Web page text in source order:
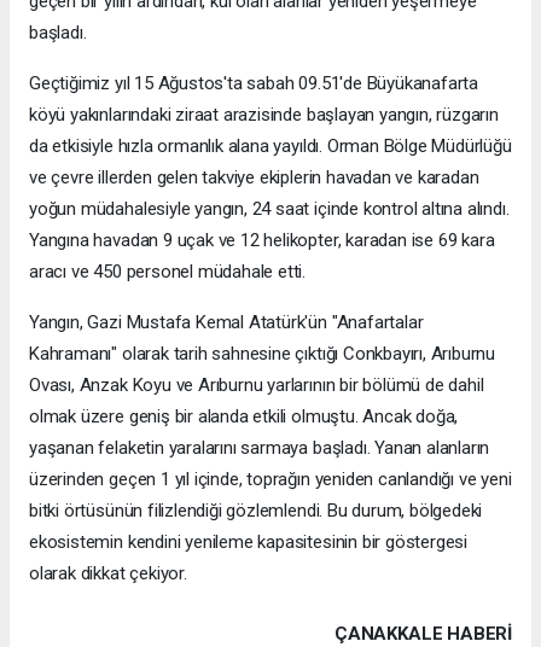
başladı.
Geçtiğimiz yıl 15 Ağustos'ta sabah 09.51'de Büyükanafarta
köyü yakınlarındaki ziraat arazisinde başlayan yangın, rüzgarın
da etkisiyle hızla ormanlık alana yayıldı. Orman Bölge Müdürlüğü
ve çevre illerden gelen takviye ekiplerin havadan ve karadan
yoğun müdahalesiyle yangın, 24 saat içinde kontrol altına alındı.
Yangına havadan 9 uçak ve 12 helikopter, karadan ise 69 kara
aracı ve 450 personel müdahale etti.
Yangın, Gazi Mustafa Kemal Atatürk'ün "Anafartalar
Kahramanı" olarak tarih sahnesine çıktığı Conkbayırı, Arıburnu
Ovası, Anzak Koyu ve Arıburnu yarlarının bir bölümü de dahil
olmak üzere geniş bir alanda etkili olmuştu. Ancak doğa,
yaşanan felaketin yaralarını sarmaya başladı. Yanan alanların
üzerinden geçen 1 yıl içinde, toprağın yeniden canlandığı ve yeni
bitki örtüsünün filizlendiği gözlemlendi. Bu durum, bölgedeki
ekosistemin kendini yenileme kapasitesinin bir göstergesi
olarak dikkat çekiyor.
ÇANAKKALE HABERİ